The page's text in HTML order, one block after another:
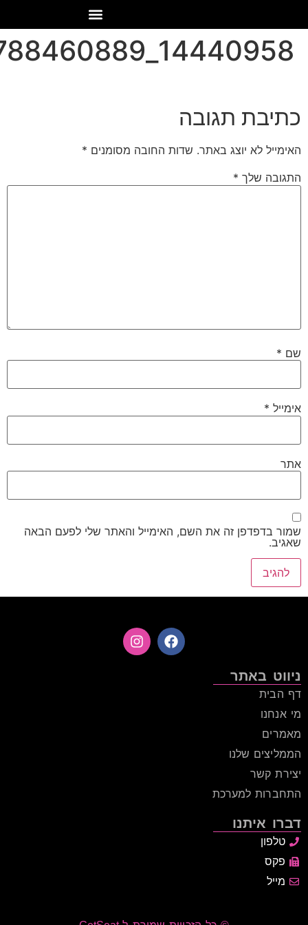
14440958_517360788460889_403488236782813524_n
כתיבת תגובה
האימייל לא יוצג באתר. שדות החובה מסומנים *
התגובה שלך *
שם *
אימייל *
אתר
שמור בדפדפן זה את השם, האימייל והאתר שלי לפעם הבאה
שאגיב.
ניווט באתר
דף הבית
מי אנחנו
מאמרים
הממליצים שלנו
יצירת קשר
התחברות למערכת
דברו איתנו
טלפון
פקס
מייל